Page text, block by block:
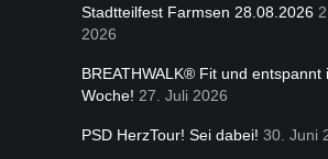
Stadtteilfest Farmsen 28.08.2026
2026
BREATHWALK® Fit und entspannt
Woche! 27. Juli 2026
PSD HerzTour! Sei dabei! 30. Juni